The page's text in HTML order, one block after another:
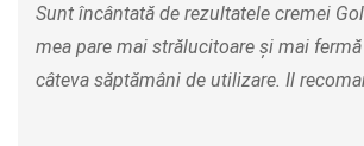
Sunt încântată de rezultatele cremei
mea pare mai strălucitoare și mai
câteva săptămâni de utilizare. Il